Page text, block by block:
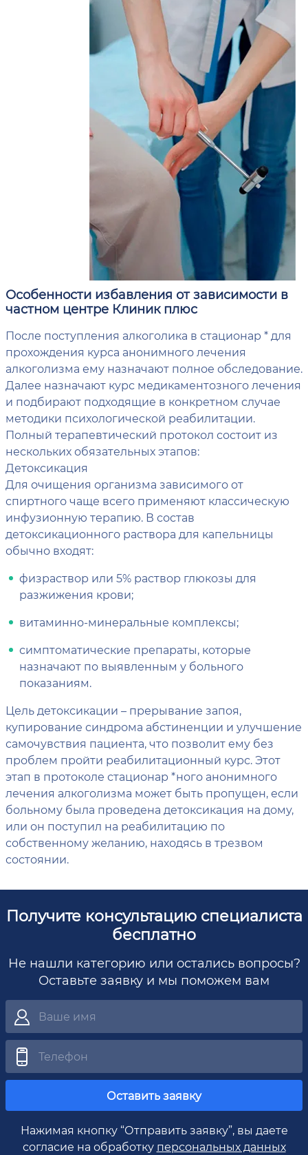
Особенности избавления от зависимости в
частном центре Клиник плюс
После поступления алкоголика в стационар * для
прохождения курса анонимного лечения
алкоголизма ему назначают полное обследование.
Далее назначают курс медикаментозного лечения
и подбирают подходящие в конкретном случае
методики психологической реабилитации.
Полный терапевтический протокол состоит из
нескольких обязательных этапов:
Детоксикация
Для очищения организма зависимого от
спиртного чаще всего применяют классическую
инфузионную терапию. В состав
детоксикационного раствора для капельницы
обычно входят:
физраствор или 5% раствор глюкозы для
разжижения крови;
витаминно-минеральные комплексы;
симптоматические препараты, которые
назначают по выявленным у больного
показаниям.
Цель детоксикации – прерывание запоя,
купирование синдрома абстиненции и улучшение
самочувствия пациента, что позволит ему без
проблем пройти реабилитационный курс. Этот
этап в протоколе стационар *ного анонимного
лечения алкоголизма может быть пропущен, если
больному была проведена детоксикация на дому,
или он поступил на реабилитацию по
собственному желанию, находясь в трезвом
состоянии.
Получите консультацию специалиста
бесплатно
Не нашли категорию или остались вопросы?
Оставьте заявку и мы поможем вам
Оставить заявку
Нажимая кнопку “Отправить заявку”, вы даете
согласие на обработку персональных данных